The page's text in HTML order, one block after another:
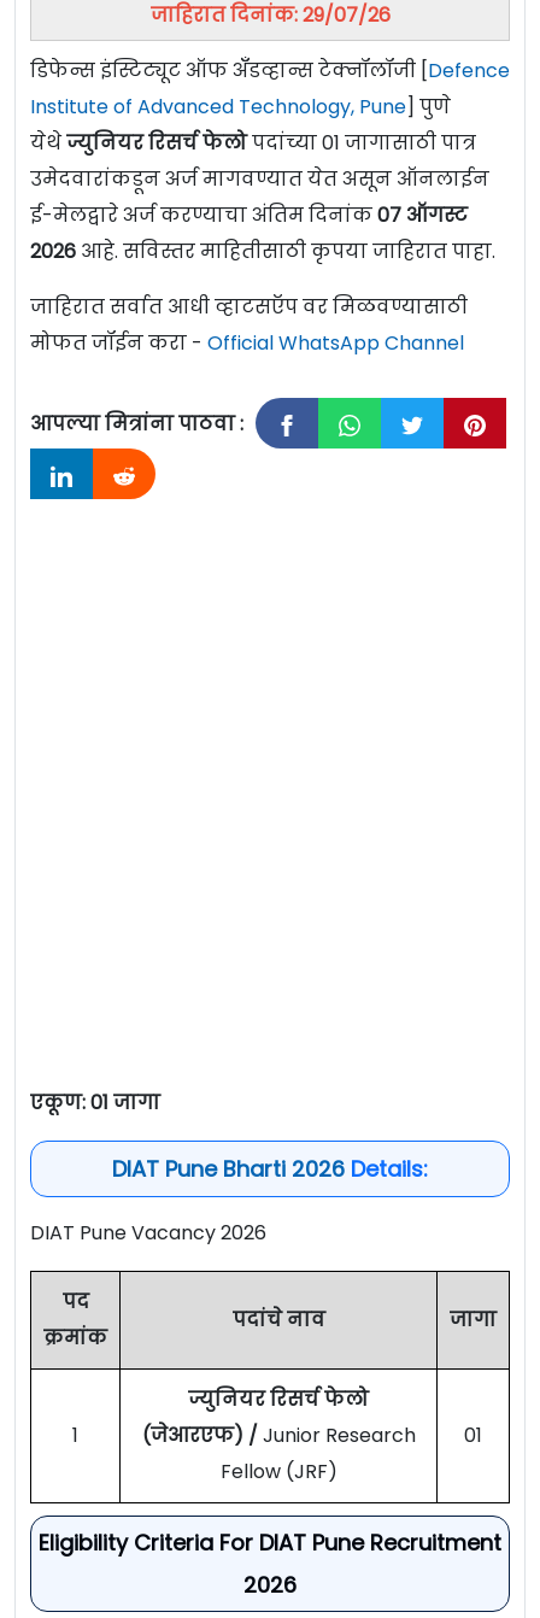
जाहिरात दिनांक: 29/07/26
डिफेन्स इंस्टिट्यूट ऑफ अँँडव्हान्स टेक्नॉलॉजी [Defence
Institute of Advanced Technology, Pune] पुणे
येथेज्युनियर रिसर्च फेलोपदांच्या 01 जागासाठी पात्र
उमेदवारांकडून अर्ज मागवण्यात येत असून ऑनलाईन
ई-मेलद्वारे अर्ज करण्याचा अंतिम दिनांक07 ऑगस्ट
2026 आहे. सविस्तर माहितीसाठी कृपया जाहिरात पाहा.
जाहिरात सर्वात आधी व्हाटसऍप वर मिळवण्यासाठी
मोफत जॉईन करा - Official WhatsApp Channel
आपल्या मित्रांना पाठवा :
एकूण: 01 जागा
DIAT Pune Bharti 2026 Details:
DIAT Pune Vacancy 2026
पद
क्रमांक
पदांचे नाव जागा
1
ज्युनियर रिसर्च फेलो
(जेआरएफ) / Junior Research
Fellow (JRF)
01
Eligibility Criteria For DIAT Pune Recruitment
2026